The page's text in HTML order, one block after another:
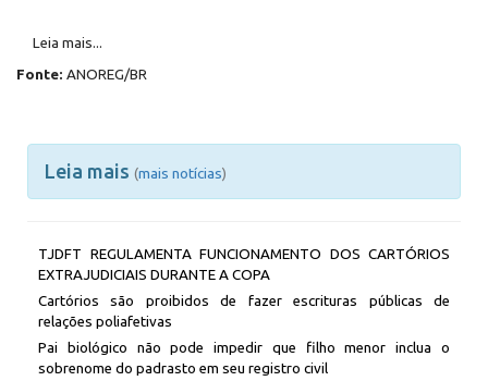
Leia mais...
Fonte: ANOREG/BR
Leia mais (mais notícias)
TJDFT REGULAMENTA FUNCIONAMENTO DOS CARTÓRIOS
EXTRAJUDICIAIS DURANTE A COPA
Cartórios são proibidos de fazer escrituras públicas de
relações poliafetivas
Pai biológico não pode impedir que filho menor inclua o
sobrenome do padrasto em seu registro civil